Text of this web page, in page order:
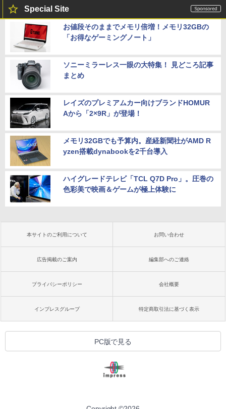
Special Site
お値段そのままでメモリ倍増！メモリ32GBの
「お得なゲーミングノート」
ソニーミラーレス一眼の大特集！ 見どころ記事
まとめ
レイズのプレミアムカー向けブランドHOMUR
Aから「2×9R」が登場！
メモリ32GBでも予算内。産経新聞社がAMD R
yzen搭載dynabookを2千台導入
ハイグレードテレビ「TCL Q7D Pro」。圧巻の
色彩美で映画＆ゲームが極上体験に
本サイトのご利用について お問い合わせ
広告掲載のご案内 編集部へのご連絡
プライバシーポリシー 会社概要
インプレスグループ 特定商取引法に基づく表示
PC版で見る